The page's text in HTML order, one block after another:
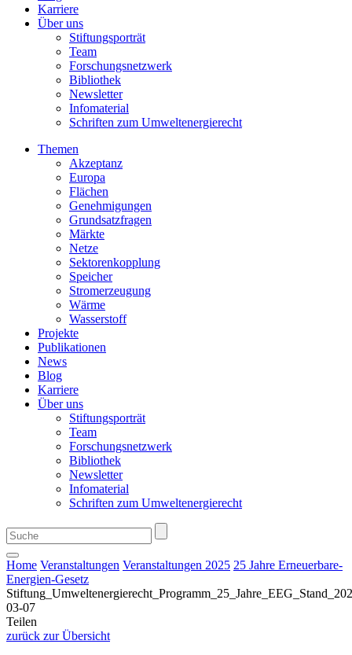
Karriere
Über uns
Stiftungsporträt
Team
Forschungsnetzwerk
Bibliothek
Newsletter
Infomaterial
Schriften zum Umweltenergierecht
Themen
Akzeptanz
Europa
Flächen
Genehmigungen
Grundsatzfragen
Märkte
Netze
Sektorenkopplung
Speicher
Stromerzeugung
Wärme
Wasserstoff
Projekte
Publikationen
News
Blog
Karriere
Über uns
Stiftungsporträt
Team
Forschungsnetzwerk
Bibliothek
Newsletter
Infomaterial
Schriften zum Umweltenergierecht
Home Veranstaltungen Veranstaltungen 2025 25 Jahre Erneuerbare-
Energien-Gesetz
03-07
Teilen
zurück zur Übersicht